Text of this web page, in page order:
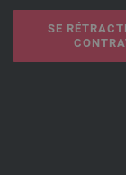
SE